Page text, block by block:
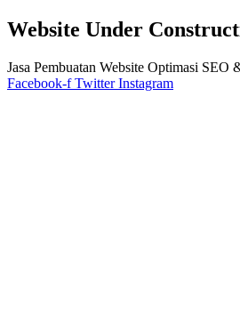
Website Under
Jasa Pembuatan Website Optimasi
Facebook-f Twitter Instagram